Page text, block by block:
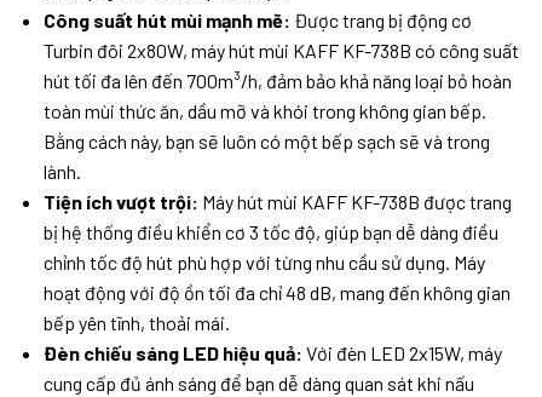
Công suất hút mùi mạnh mẽ: Được trang bị động cơ
Turbin đôi 2x80W, máy hút mùi KAFF KF-738B có công suất
hút tối đa lên đến 700m³/h, đảm bảo khả năng loại bỏ hoàn
toàn mùi thức ăn, dầu mỡ và khói trong không gian bếp.
Bằng cách này, bạn sẽ luôn có một bếp sạch sẽ và trong
lành.
Tiện ích vượt trội: Máy hút mùi KAFF KF-738B được trang
bị hệ thống điều khiển cơ 3 tốc độ, giúp bạn dễ dàng điều
chỉnh tốc độ hút phù hợp với từng nhu cầu sử dụng. Máy
hoạt động với độ ồn tối đa chỉ 48 dB, mang đến không gian
bếp yên tĩnh, thoải mái.
Đèn chiếu sáng LED hiệu quả: Với đèn LED 2x15W, máy
cung cấp đủ ánh sáng để bạn dễ dàng quan sát khi nấu